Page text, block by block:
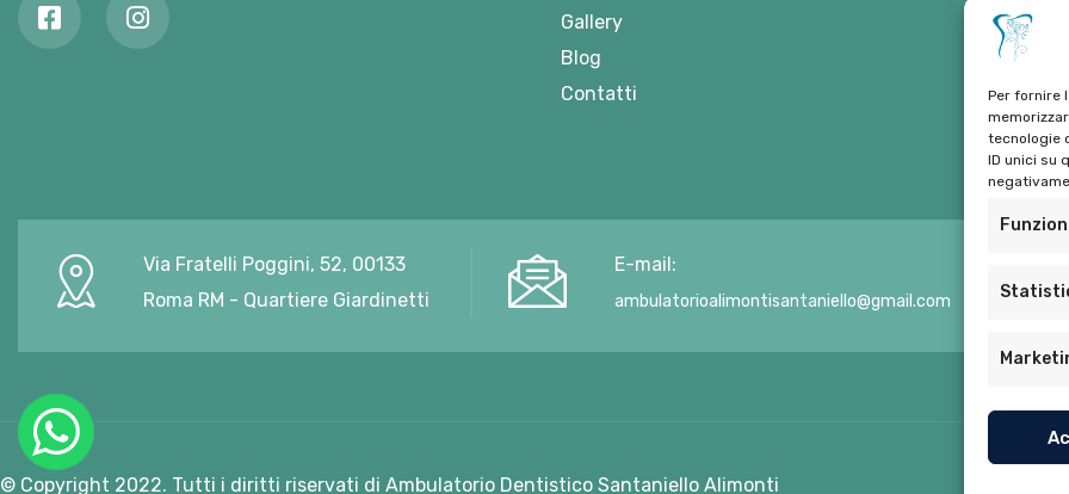
Per fornire
tecnologie
ID unici su
Gallery
Blog
Contatti
Via Fratelli Poggini, 52, 00133
Roma RM - Quartiere Giardinetti
E-mail:
ambulatorioalimontisantaniello@gmail.com
© Copyright 2022. Tutti i diritti riservati di Ambulatorio Dentistico Santaniello Alimonti